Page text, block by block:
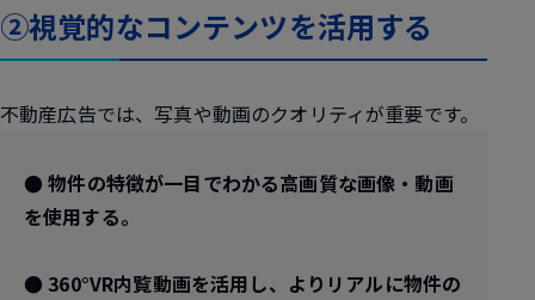
②視覚的なコンテンツを活用する
不動産広告では、写真や動画のクオリティが重要です。
● 物件の特徴が一目でわかる高画質な画像・動画
を使用する。
● 360°VR内覧動画を活用し、よりリアルに物件の